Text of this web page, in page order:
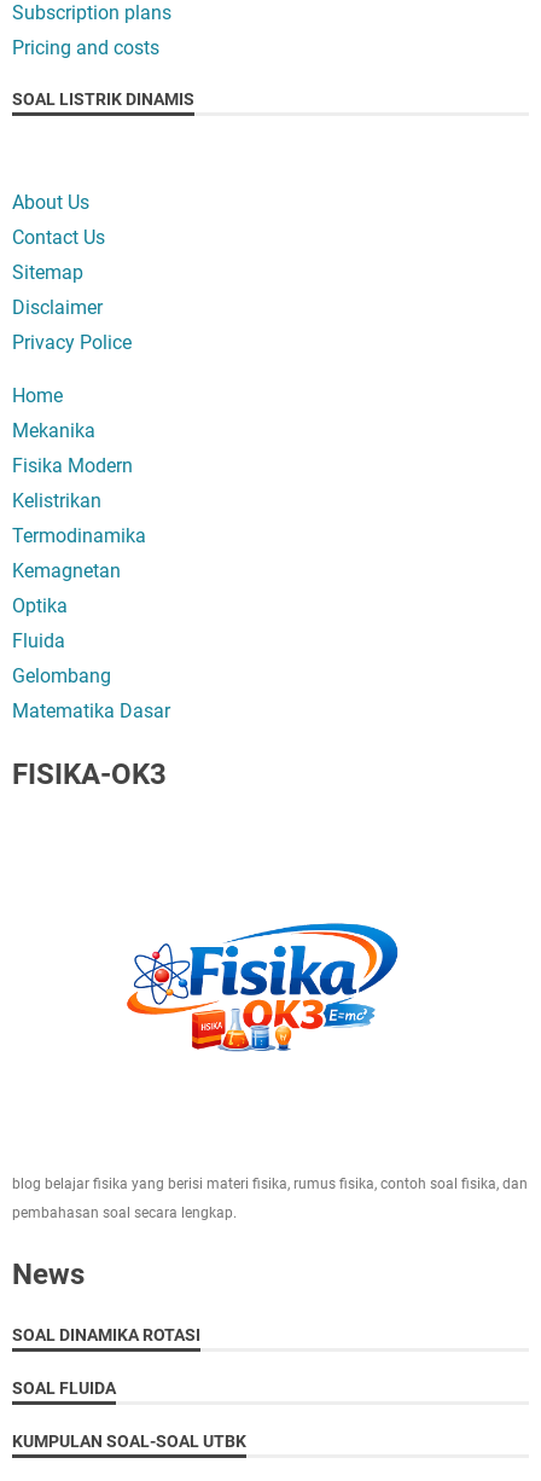
Subscription plans
Pricing and costs
SOAL LISTRIK DINAMIS
About Us
Contact Us
Sitemap
Disclaimer
Privacy Police
Home
Mekanika
Fisika Modern
Kelistrikan
Termodinamika
Kemagnetan
Optika
Fluida
Gelombang
Matematika Dasar
FISIKA-OK3
blog belajar fisika yang berisi materi fisika, rumus fisika, contoh soal fisika, dan
pembahasan soal secara lengkap.
News
SOAL DINAMIKA ROTASI
SOAL FLUIDA
KUMPULAN SOAL-SOAL UTBK